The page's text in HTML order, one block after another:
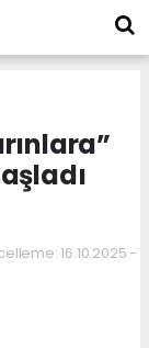
16.10.2025 -